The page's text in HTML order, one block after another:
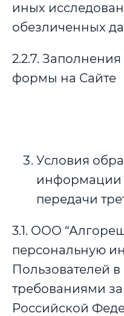
иных
обезличенных
2.2.7.
формы на Сайте
Условия
информации
передачи
3.1. ООО
персональную
Пользователей в
требованиями
Российской